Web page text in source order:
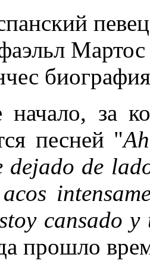
начало, за
песней "
dejado de
cansado
прошло